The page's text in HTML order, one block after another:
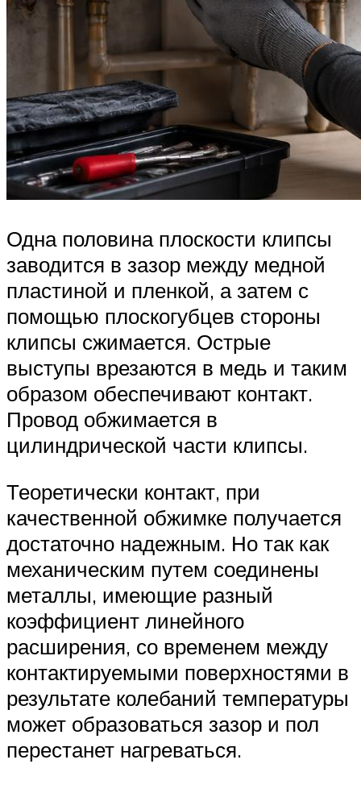
Одна половина плоскости клипсы
заводится в зазор между медной
пластиной и пленкой, а затем с
помощью плоскогубцев стороны
клипсы сжимается. Острые
выступы врезаются в медь и таким
образом обеспечивают контакт.
Провод обжимается в
цилиндрической части клипсы.
Теоретически контакт, при
качественной обжимке получается
достаточно надежным. Но так как
механическим путем соединены
металлы, имеющие разный
коэффициент линейного
расширения, со временем между
контактируемыми поверхностями в
результате колебаний температуры
может образоваться зазор и пол
перестанет нагреваться.